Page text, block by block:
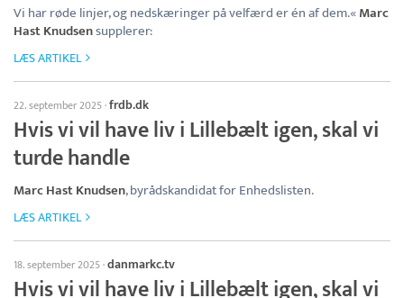
Vi har røde linjer, og nedskæringer på velfærd er én af dem.«Marc
Hast Knudsensupplerer:
LÆS ARTIKEL
22. september 2025·frdb.dk
Hvis vi vil have liv i Lillebælt igen, skal vi
turde handle
Marc Hast Knudsen, byrådskandidat for Enhedslisten.
LÆS ARTIKEL
18. september 2025·danmarkc.tv
Hvis vi vil have liv i Lillebælt igen, skal vi